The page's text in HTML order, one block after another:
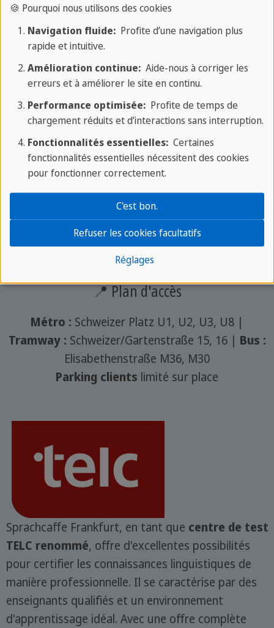
Tél. :+49 69 61091234
E-mail :
frankfurt@sprachcaffe.com
Adresse :
Gartenstraße 6
60594 Frankfurt am Main
Sprachcaffe Francfort
Mentions légales
A propos de nous
Enseignants recherchés
📍 Plan d'accès
Métro : Schweizer Platz U1, U2, U3, U8 |
Tramway : Schweizer/Gartenstraße 15, 16 | Bus :
Elisabethenstraße M36, M30
Parking clients limité sur place
Sprachcaffe Frankfurt, en tant que centre de test
TELC renommé, offre d'excellentes possibilités
pour certifier les connaissances linguistiques de
manière professionnelle. Il se caractérise par des
enseignants qualifiés et un environnement
d'apprentissage idéal. Avec une offre complète
🍪 Pourquoi nous utilisons des cookies
Navigation fluide:Profite d’une navigation plus
rapide et intuitive.
Amélioration continue:Aide-nous à corriger les
erreurs et à améliorer le site en continu.
Performance optimisée:Profite de temps de
chargement réduits et d’interactions sans interruption.
Fonctionnalités essentielles:Certaines
fonctionnalités essentielles nécessitent des cookies
pour fonctionner correctement.
Réglages
Refuser les cookies facultatifs
C'est bon.